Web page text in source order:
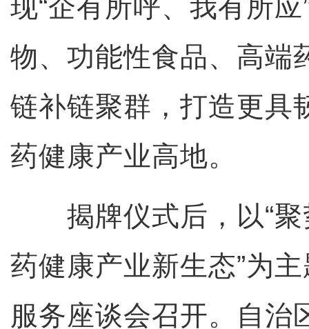
现“企有所呼、我有所
物、功能性食品、高端
链补链聚群，打造更具
药健康产业高地。
揭牌仪式后，以“聚
药健康产业新生态”为
服务座谈会召开。自治